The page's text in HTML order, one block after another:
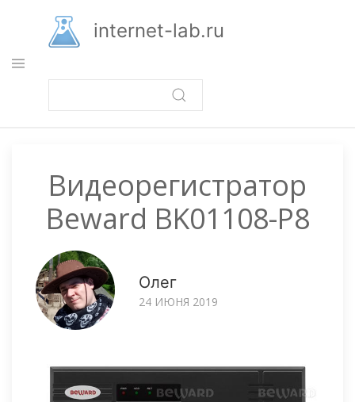
основному
содержанию
internet-lab.ru
Видеорегистратор
Beward BK01108-P8
Олег
24 ИЮНЯ 2019